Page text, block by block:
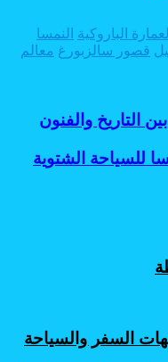
العمارة الباروكية
النمسا
قصور سالزبورغ معالم
التاريخ والفنون
للسياحة الشتوية
السفر والسياحة